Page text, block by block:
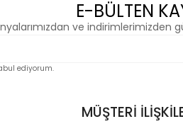
E-BÜLTEN
ve indirimlerimizden
ediyorum.
MÜŞTERİ